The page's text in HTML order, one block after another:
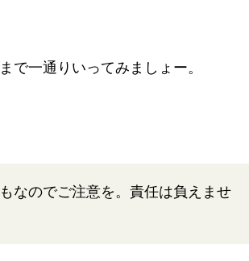
で一通りいってみましょー。
なのでご注意を。責任は負えませ